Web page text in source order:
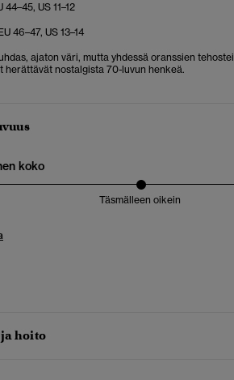
44–45, US 11–12
46–47, US 13–14
ajaton väri, mutta yhdessä oranssien
herättävät nostalgista 70-luvun henkeä.
koko
Täsmälleen oikein
hoito